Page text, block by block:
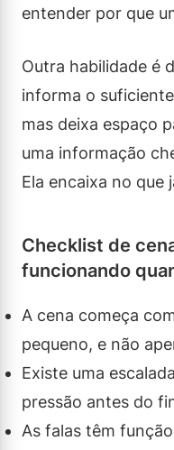
entender por que
Outra habilidade é
informa o
mas deixa espaço
uma informação
Ela encaixa no que
Checklist de
funcionando
A cena começa
pequeno, e não
Existe uma
pressão antes do
As falas têm